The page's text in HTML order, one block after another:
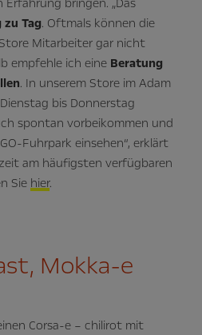
Tag. Oftmals können die
Mitarbeiter gar nicht
empfehle ich eine Beratung
. In unserem Store im Adam
bis Donnerstag
spontan vorbeikommen und
Fuhrpark einsehen“, erklärt
am häufigsten verfügbaren
Sie hier.
Mokka-e
Corsa-e – chilirot mit